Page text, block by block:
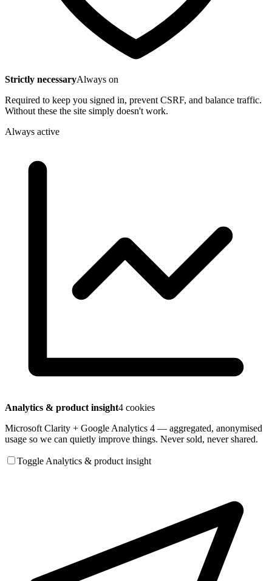
Strictly necessaryAlways on
Required to keep you signed in, prevent CSRF, and balance traffic.
Without these the site simply doesn't work.
Always active
Analytics & product insight4 cookies
Microsoft Clarity + Google Analytics 4 — aggregated, anonymised
usage so we can quietly improve things. Never sold, never shared.
Toggle Analytics & product insight